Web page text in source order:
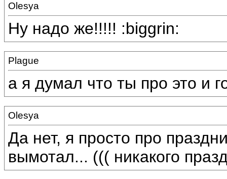
Olesya
Ну надо же!!!!! :biggrin:
Plague
а я думал что ты про это и
Olesya
Да нет, я просто про
вымотал... ((( никакого